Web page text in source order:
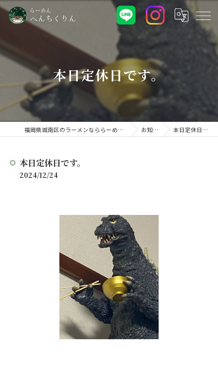
本日定休日です。
福岡県城南区のラーメンなららーめん へんちくりん お知らせ 本日定休日です。
本日定休日です。
2024/12/24